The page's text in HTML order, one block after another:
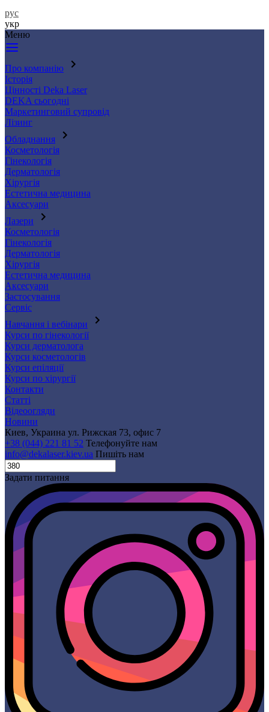
рус
укр
Меню
Про компанію
Історія
Цінності Deka Laser
DEKA сьогодні
Маркетинговий супровід
Лізинг
Обладнання
Косметологія
Гінекологія
Дерматологія
Хірургія
Естетична медицина
Аксесуари
Лазери
Косметологія
Гінекологія
Дерматологія
Хірургія
Естетична медицина
Аксесуари
Застосування
Сервіс
Навчання і вебінари
Курси по гінекології
Курси дерматолога
Курси косметологів
Курси епіляції
Курси по хірургії
Контакти
Статті
Відеоогляди
Новини
Киев, Украина ул. Рижская 73, офис 7
+38 (044) 221 81 52 Телефонуйте нам
info@dekalaser.kiev.ua Пишіть нам
Задати питання